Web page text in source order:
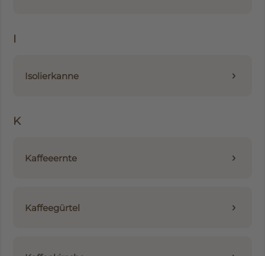
I
Isolierkanne
K
Kaffeeernte
Kaffeegürtel